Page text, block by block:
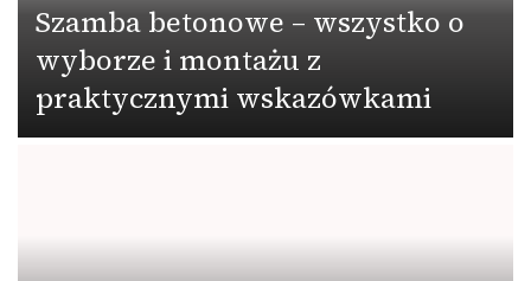
Szamba betonowe – wszystko o
wyborze i montażu z
praktycznymi wskazówkami